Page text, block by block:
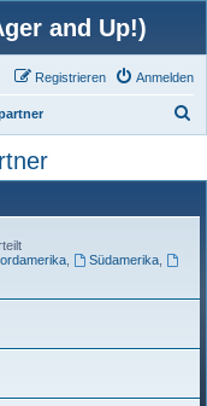
and Up!)
Anmelden
Registrieren
Südamerika